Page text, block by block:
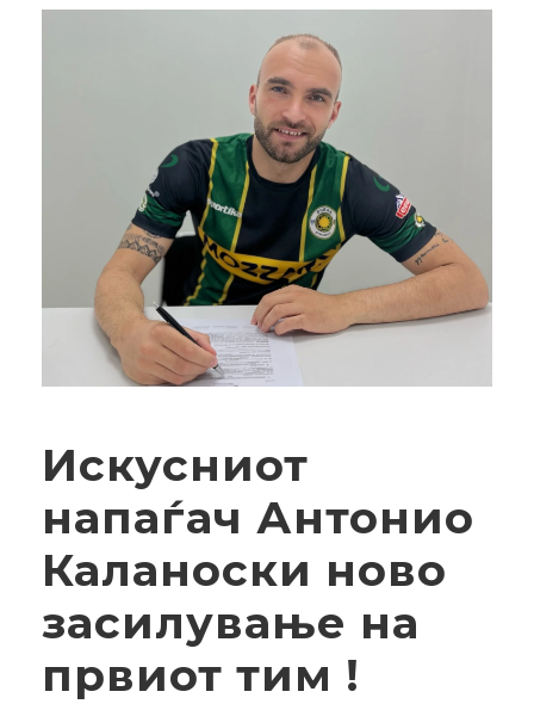
Искусниот
напаѓач Антонио
Каланоски ново
засилување на
првиот тим !